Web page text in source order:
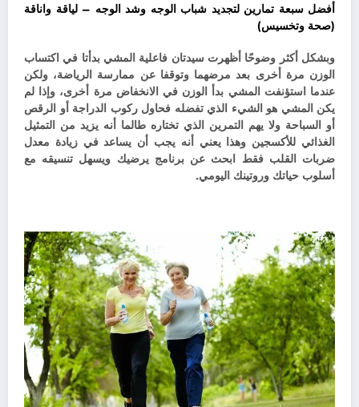
أفضل سبعة تمارين لتجديد شباب الوجه وشد الوجه – لياقة واناقة
(صحة وتخسيس)
وبشكل أكثر وضوحًا أظهرت سيدتان فاعلية المشي بدأتا في اكتساب
الوزن مرة أخرى بعد مرضهما وتوقفا عن ممارسة الرياضة، ولكن
عندما استؤنفت المشي بدأ الوزن في الانخفاض مرة أخرى، وإذا لم
يكن المشي هو الشيء الذي تفضله فحاول ركوب الدراجة أو الرقص
أو السباحة ولا يهم التمرين الذي تختاره طالما أنه يزيد من التمثيل
الغذائي للأكسجين وهذا يعني أنه يجب أن يساعد في زيادة معدل
ضربات القلب فقط ابحث عن برنامج يرضيك ويسهل تنسيقه مع
أسلوب حياتك وروتينك اليومي.